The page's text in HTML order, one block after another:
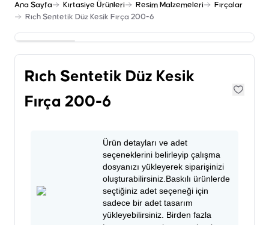
Ana Sayfa Kırtasiye Ürünleri Resim Malzemeleri
Fırçalar
Rıch Sentetik Düz Kesik Fırça 200-6
Rıch Sentetik Düz Kesik
Fırça 200-6
Ürün detayları ve adet
seçeneklerini belirleyip çalışma
dosyanızı yükleyerek siparişinizi
oluşturabilirsiniz.Baskılı ürünlerde
seçtiğiniz adet seçeneği için
sadece bir adet tasarım
yükleyebilirsiniz. Birden fazla